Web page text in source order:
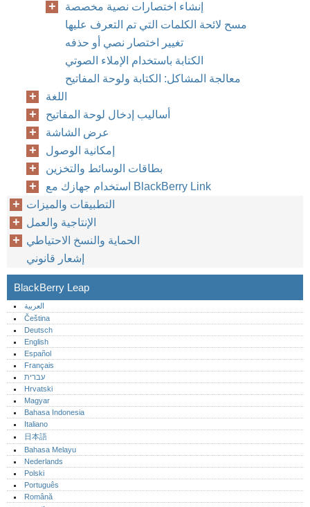
إنشاء اختصارات نصية مخصصة
مسح لائحة الكلمات التي تم التعرف عليها
تغيير اختصار نصي أو حذفه
الكتابة باستخدام الإملاء الصوتي
معالجة المشاكل: الكتابة ولوحة المفاتيح
اللغة
أساليب إدخال لوحة المفاتيح
عرض الشاشة
إمكانية الوصول
بطاقات الوسائط والتخزين
استخدام جهازك مع BlackBerry Link
التطبيقات والميزات
الإنتاجية والعمل
الحماية والنسخ الاحتياطي
إشعار قانوني
BlackBerry Leap
العربية
Čeština
Deutsch
English
Español
Français
עברית
Hrvatski
Magyar
Bahasa Indonesia
Italiano
日本語
Bahasa Melayu
Nederlands
Polski
Português‎
Română